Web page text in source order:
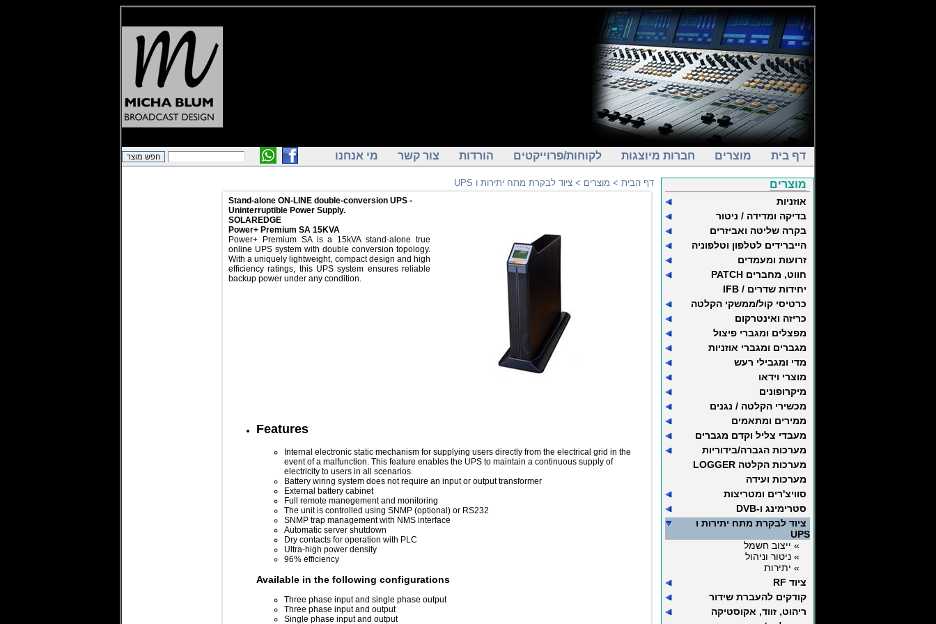
דף בית מוצרים חברות מיוצגות לקוחות/פרוייקטים הורדות צור קשר מי אנחנו
מוצרים
אוזניות
בדיקה ומדידה / ניטור
בקרה שליטה ואביזרים
הייברידים לטלפון וטלפוניה
זרועות ומעמדים
חווט, מחברים PATCH
יחידות שדרים / IFB
כרטיסי קול/ממשקי הקלטה
כריזה ואינטרקום
מפצלים ומגברי פיצול
מגברים ומגברי אוזניות
מדי ומגבילי רעש
מוצרי וידאו
מיקרופונים
מכשירי הקלטה / נגנים
ממירים ומתאמים
מעבדי צליל וקדם מגברים
מערכות הגברה/בידוריות
מערכות הקלטה LOGGER
מערכות ועידה
סוויצ'רים ומטריצות
סטרימינג ו-DVB
ציוד לבקרת מתח יתירות ו
UPS
» ייצוב חשמל
» ניטור וניהול
» יתירות
ציוד RF
קודקים להעברת שידור
ריהוט, זווד, אקוסטיקה
דף הבית > מוצרים > ציוד לבקרת מתח יתירות ו UPS
Stand-alone ON-LINE double-conversion UPS -
Uninterruptible Power Supply.
SOLAREDGE
Power+ Premium SA 15KVA
Power+ Premium SA is a 15kVA stand-alone true
online UPS system with double conversion topology.
With a uniquely lightweight, compact design and high
efficiency ratings, this UPS system ensures reliable
backup power under any condition.
Features
Internal electronic static mechanism for supplying users directly from the electrical grid in the
event of a malfunction. This feature enables the UPS to maintain a continuous supply of
electricity to users in all scenarios.
Battery wiring system does not require an input or output transformer
External battery cabinet
Full remote manegement and monitoring
The unit is controlled using SNMP (optional) or RS232
SNMP trap management with NMS interface
Automatic server shutdown
Dry contacts for operation with PLC
Ultra-high power density
96% efficiency
Available in the following configurations
Three phase input and single phase output
Three phase input and output
Single phase input and output